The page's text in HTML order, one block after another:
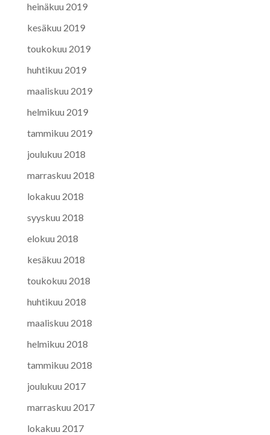
heinäkuu 2019
kesäkuu 2019
toukokuu 2019
huhtikuu 2019
maaliskuu 2019
helmikuu 2019
tammikuu 2019
joulukuu 2018
marraskuu 2018
lokakuu 2018
syyskuu 2018
elokuu 2018
kesäkuu 2018
toukokuu 2018
huhtikuu 2018
maaliskuu 2018
helmikuu 2018
tammikuu 2018
joulukuu 2017
marraskuu 2017
lokakuu 2017